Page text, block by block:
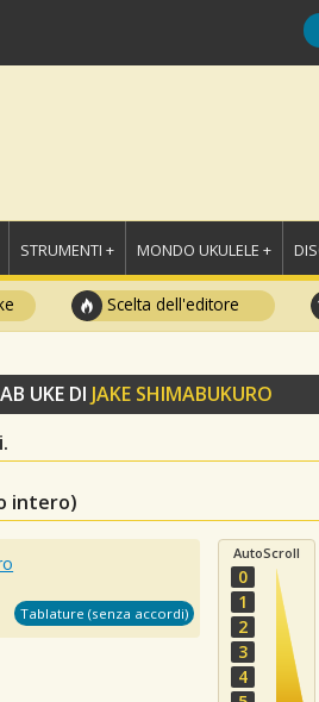
STRUMENTI + MONDO UKULELE +
Scelta dell'editore
UKE DI JAKE SHIMABUKURO
intero)
Tablature (senza accordi)
AutoScroll
0
1
2
3
4